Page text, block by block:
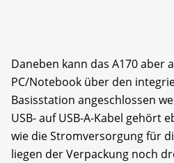
Daneben kann das A170 aber
PC/Notebook über den
Basisstation angeschlossen
USB- auf USB-A-Kabel gehört
wie die Stromversorgung für
liegen der Verpackung noch